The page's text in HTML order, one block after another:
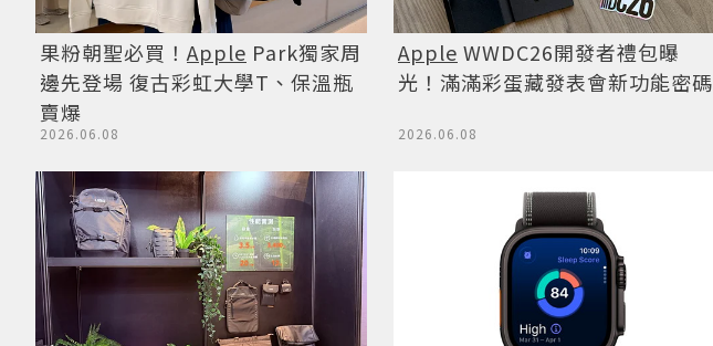
果粉朝聖必買！ Apple Park獨家周
邊先登場 復古彩虹大學T、保溫瓶
賣爆
2026.06.08
Apple WWDC26開發者禮包曝
光！滿滿彩蛋藏發表會新功能密碼
2026.06.08